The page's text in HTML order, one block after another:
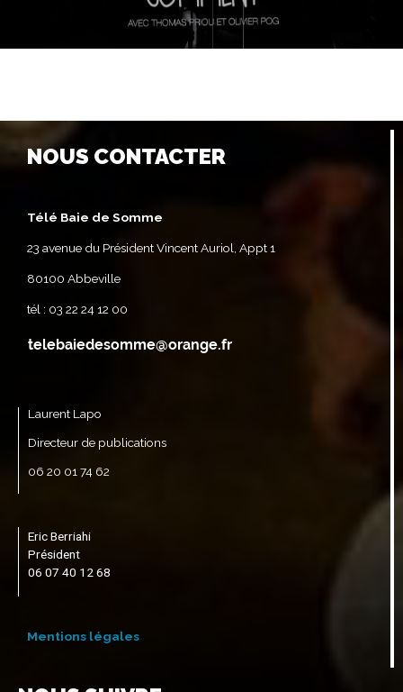
NOUS CONTACTER
Télé Baie de Somme
23 avenue du Président Vincent Auriol, Appt 1
80100 Abbeville
tél : 03 22 24 12 00
Laurent Lapo
Directeur de publications
06 20 01 74 62
Eric Berriahi
Président
06 07 40 12 68
Mentions légales